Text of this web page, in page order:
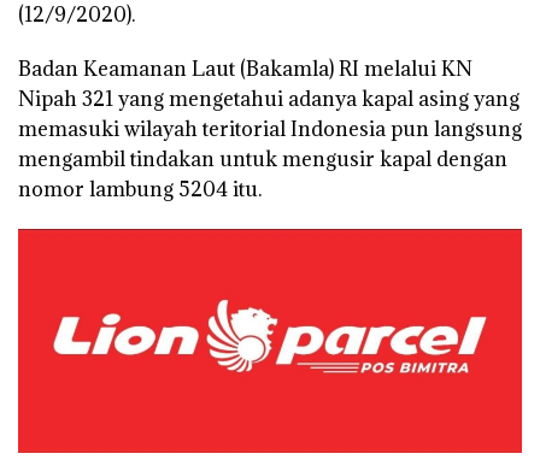
(12/9/2020).
Badan Keamanan Laut (Bakamla) RI melalui KN
Nipah 321 yang mengetahui adanya kapal asing yang
memasuki wilayah teritorial Indonesia pun langsung
mengambil tindakan untuk mengusir kapal dengan
nomor lambung 5204 itu.